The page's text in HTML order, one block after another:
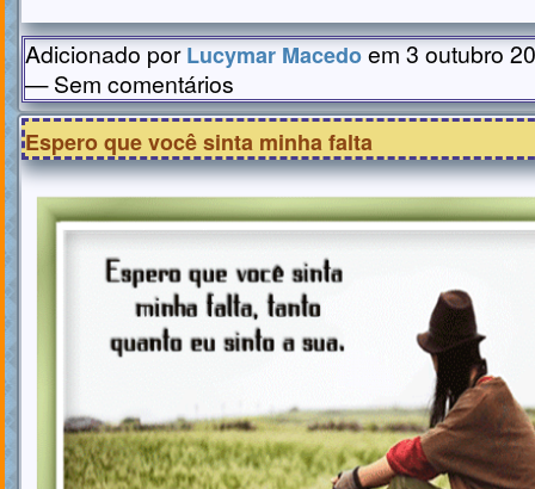
Adicionado porLucymar Macedoem 3 outubro
— Sem comentários
Espero que você sinta minha falta